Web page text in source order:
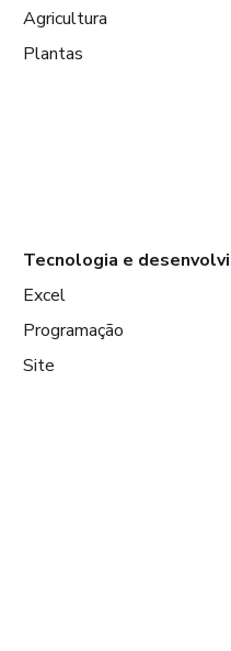
Agricultura
Plantas
Tecnologia e
Excel
Programação
Site